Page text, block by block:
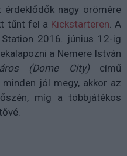
nagy örömére
tűnt fel a Kickstarteren. A
2016. június 12-ig
a Nemere István
(Dome City)című
jól megy, akkor az
míg a többjátékos